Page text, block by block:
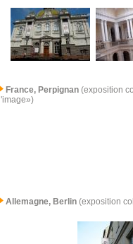
France, Perpignan (exposition
l'image»)
Allemagne, Berlin (exposition